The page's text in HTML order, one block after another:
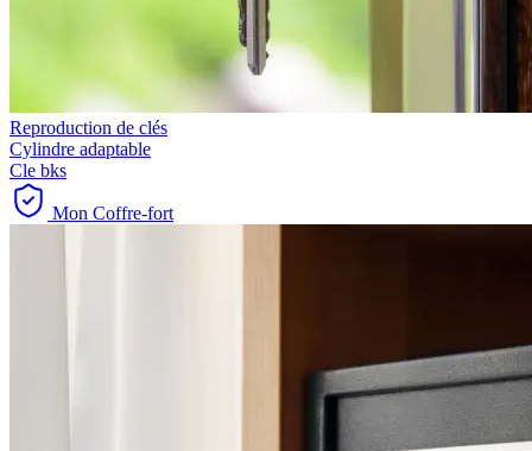
Reproduction de clés
Cylindre adaptable
Cle bks
Mon Coffre-fort